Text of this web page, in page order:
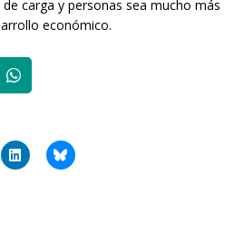
carga y personas sea mucho más
económico.